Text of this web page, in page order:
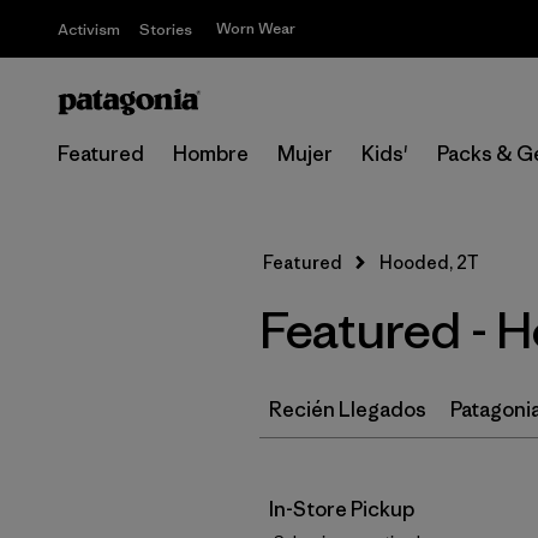
Activism Stories Worn Wear
Featured Hombre Mujer Kids' Packs &
Featured Hooded, 2T
Featured -
Recién Llegados
In-Store Pickup